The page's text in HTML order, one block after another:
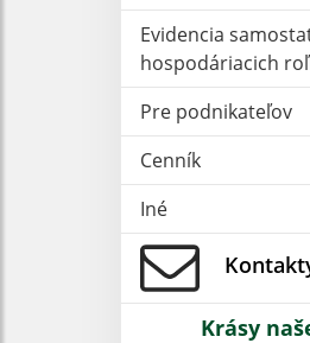
Evidencia
hospodáriacich
Pre podnikateľov
Cenník
Iné
Krásy